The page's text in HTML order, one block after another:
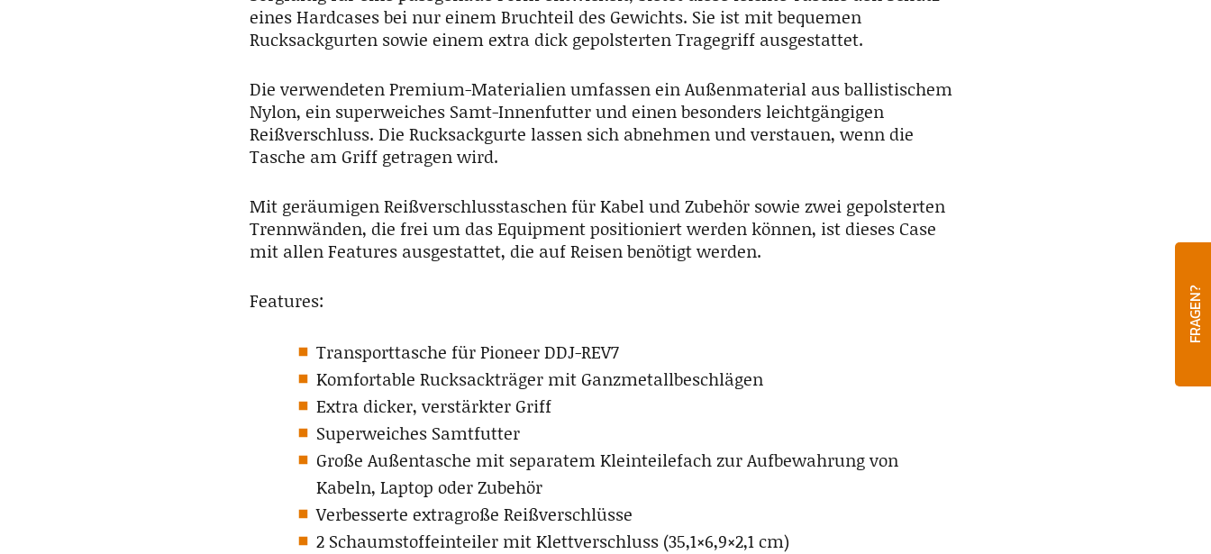
FRAGEN?
eines Hardcases bei nur einem Bruchteil des Gewichts. Sie ist mit bequemen
Rucksackgurten sowie einem extra dick gepolsterten Tragegriff ausgestattet.
Die verwendeten Premium-Materialien umfassen ein Außenmaterial aus ballistischem
Nylon, ein superweiches Samt-Innenfutter und einen besonders leichtgängigen
Reißverschluss. Die Rucksackgurte lassen sich abnehmen und verstauen, wenn die
Tasche am Griff getragen wird.
Mit geräumigen Reißverschlusstaschen für Kabel und Zubehör sowie zwei gepolsterten
Trennwänden, die frei um das Equipment positioniert werden können, ist dieses Case
mit allen Features ausgestattet, die auf Reisen benötigt werden.
Features:
Transporttasche für Pioneer DDJ-REV7
Komfortable Rucksackträger mit Ganzmetallbeschlägen
Extra dicker, verstärkter Griff
Superweiches Samtfutter
Große Außentasche mit separatem Kleinteilefach zur Aufbewahrung von
Kabeln, Laptop oder Zubehör
Verbesserte extragroße Reißverschlüsse
2 Schaumstoffeinteiler mit Klettverschluss (35,1×6,9×2,1 cm)